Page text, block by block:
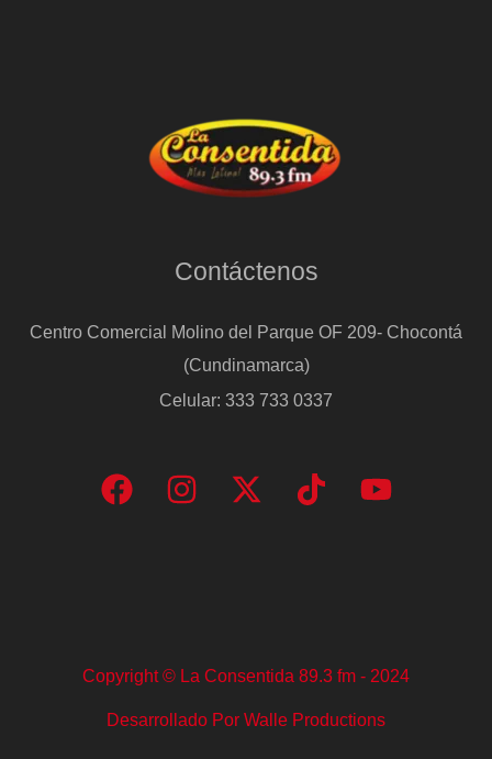
Contáctenos
Centro Comercial Molino del Parque OF 209- Chocontá
(Cundinamarca)
Celular: 333 733 0337
Copyright © La Consentida 89.3 fm - 2024
Desarrollado Por Walle Productions